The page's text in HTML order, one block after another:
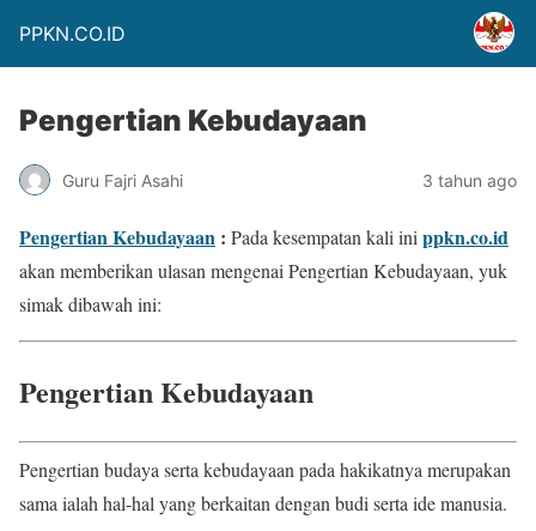
PPKN.CO.ID
Pengertian Kebudayaan
Guru Fajri Asahi 3 tahun ago
Pengertian Kebudayaan : Pada kesempatan kali ini ppkn.co.id
akan memberikan ulasan mengenai Pengertian Kebudayaan, yuk
simak dibawah ini:
Pengertian Kebudayaan
Pengertian budaya serta kebudayaan pada hakikatnya merupakan
sama ialah hal-hal yang berkaitan dengan budi serta ide manusia.